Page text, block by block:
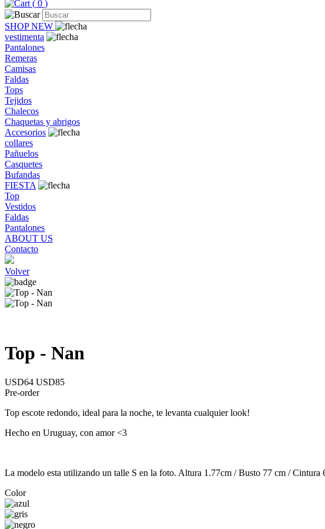
( 0 )
SHOP NEW
vestimenta
Pantalones
Remeras
Camisas
Faldas
Tops
Tejidos
Chalecos
Chaquetas y abrigos
Accesorios
collares
Pañuelos
Casquetes
Bufandas
FIESTA
Top
Vestidos
Faldas
Pantalones
ABOUT US
Contacto
Volver
Top - Nan
USD64 USD85
Pre-order
Top escote redondo, ideal para la noche, te levanta cualquier look!
Hecho en Uruguay, con amor <3
La modelo esta utilizando un talle S en la foto. Altura 1.77cm / Busto 77 cm / Cintura
Color